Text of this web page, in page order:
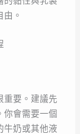
。
重要。建議先
會需要一個
牛奶或其他液